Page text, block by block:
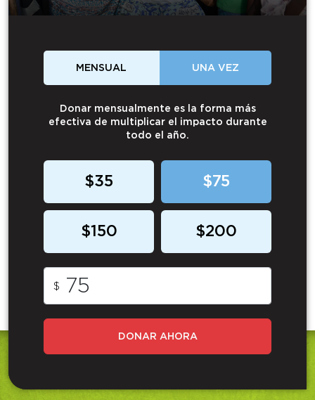
MENSUAL UNA VEZ
Donar mensualmente es la forma más
efectiva de multiplicar el impacto durante
todo el año.
$35 $75
$150 $200
$
DONAR AHORA